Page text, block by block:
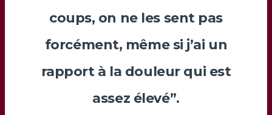
coups, on ne les sent pas
forcément, même si j’ai un
rapport à la douleur qui est
assez élevé”.